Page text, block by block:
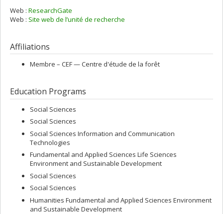
Web : ResearchGate
Web : Site web de l’unité de recherche
Affiliations
Membre – CEF — Centre d'étude de la forêt
Education Programs
Social Sciences
Social Sciences
Social Sciences Information and Communication
Technologies
Fundamental and Applied Sciences Life Sciences
Environment and Sustainable Development
Social Sciences
Social Sciences
Humanities Fundamental and Applied Sciences Environment
and Sustainable Development